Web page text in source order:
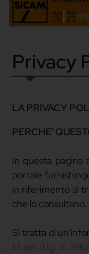
Privacy
LA PRIVACY
PERCHE'
In questa pagina
portale
in riferimento al
che lo consultano.
Si tratta di
13 del d.lg. n.